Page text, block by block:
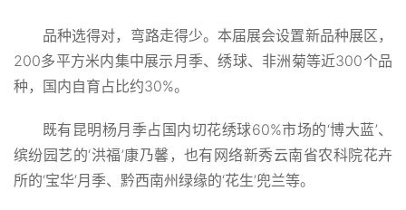
品种选得对，弯路走得少。本届展会设置新品种展区，
200多平方米内集中展示月季、绣球、非洲菊等近300个品
种，国内自育占比约30%。
既有昆明杨月季占国内切花绣球60%市场的‘博大蓝’、
缤纷园艺的‘洪福’康乃馨，也有网络新秀云南省农科院花卉
所的‘宝华’月季、黔西南州绿缘的‘花生’兜兰等。